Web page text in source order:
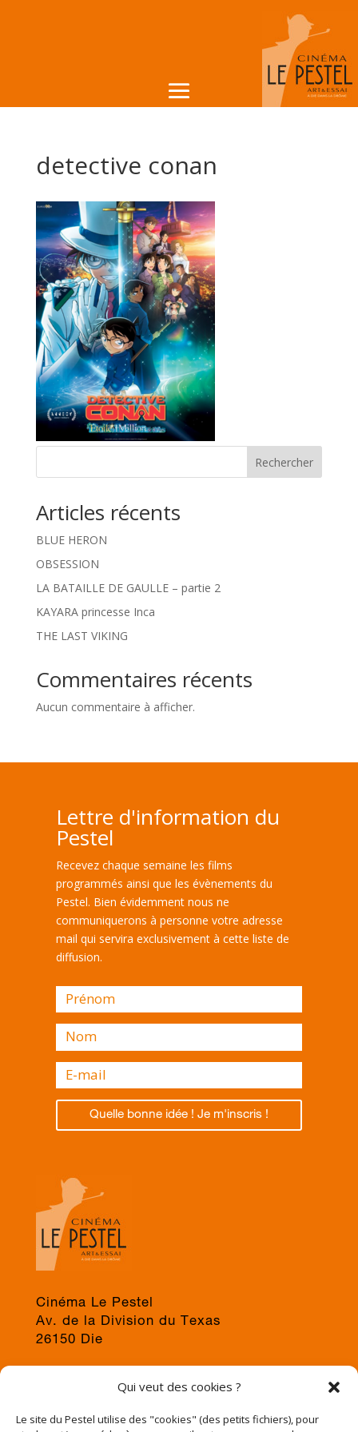
Qui veut des cookies ?
Le site du Pestel utilise des "cookies" (des petits fichiers), pour
detective conan
Rechercher
Articles récents
BLUE HERON
OBSESSION
LA BATAILLE DE GAULLE – partie 2
KAYARA princesse Inca
THE LAST VIKING
Commentaires récents
Aucun commentaire à afficher.
Lettre d'information du
Pestel
Recevez chaque semaine les films
programmés ainsi que les évènements du
Pestel. Bien évidemment nous ne
communiquerons à personne votre adresse
mail qui servira exclusivement à cette liste de
diffusion.
Quelle bonne idée ! Je m'inscris !
Cinéma Le Pestel
Av. de la Division du Texas
26150 Die
jps@cinema-le-pestel.fr